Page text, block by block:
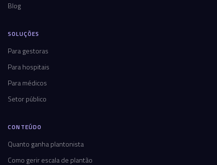
Blog
SOLUÇÕES
Para gestoras
Para hospitais
Para médicos
Setor público
CONTEÚDO
Quanto ganha plantonista
Como gerir escala de plantão